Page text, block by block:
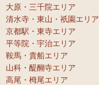
大原・三千院エリア
清水寺・東山・祇園エリア
京都駅・東寺エリア
平等院・宇治エリア
鞍馬・貴船エリア
山科・醍醐寺エリア
高尾・栂尾エリア